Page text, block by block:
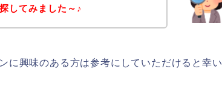
してみました～♪
に興味のある方は参考にしていただけると幸い